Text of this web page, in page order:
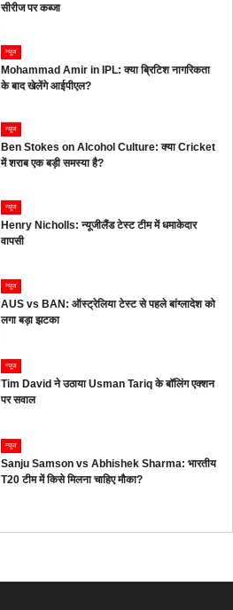
सीरीज पर कब्जा
न्यूज
Mohammad Amir in IPL: क्या ब्रिटिश नागरिकता
के बाद खेलेंगे आईपीएल?
न्यूज
Ben Stokes on Alcohol Culture: क्या Cricket
में शराब एक बड़ी समस्या है?
न्यूज
Henry Nicholls: न्यूजीलैंड टेस्ट टीम में धमाकेदार
वापसी
न्यूज
AUS vs BAN: ऑस्ट्रेलिया टेस्ट से पहले बांग्लादेश को
लगा बड़ा झटका
न्यूज
Tim David ने उठाया Usman Tariq के बॉलिंग एक्शन
पर सवाल
न्यूज
Sanju Samson vs Abhishek Sharma: भारतीय
T20 टीम में किसे मिलना चाहिए मौका?